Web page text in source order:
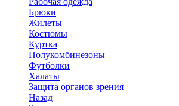
Брюки
Жилеты
Костюмы
Куртка
Полукомбинезоны
Футболки
Халаты
Защита органов зрения
Назад